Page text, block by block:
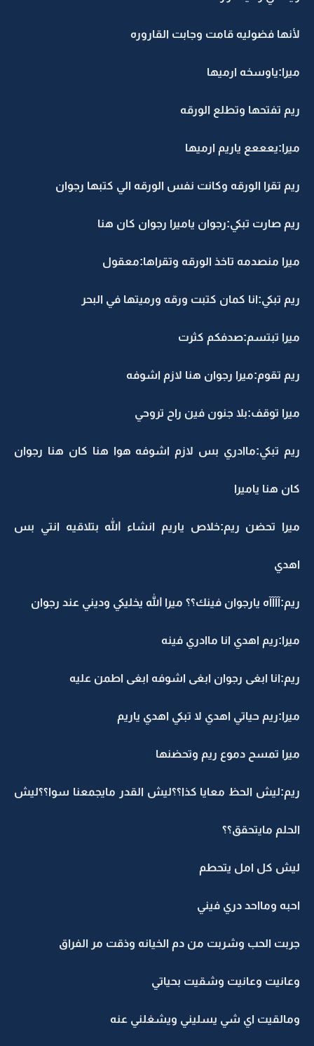
لأنها فضوليه قامت وجابت القاروره
ميرا:ياوسخه ارميها
ريم تفتحها وتطلع الورقه
ميرا:يعععع ياريم ارميها
ريم تقرا الورقه وكانت نفس الورقه الي كتبها رجوان
ريم صارت تبكي:رجوان ياميرا رجوان كان هنا
ميرا منصدمه تاخذ الورقه وتقراها:معقول
ريم تبكي:انا كمان كتبت ورقه ورميتها في البحر
ميرا تبتسم:صدفكم كثرت
ريم تقوم:ميرا رجوان هنا لازم اشوفه
ميرا توقف:بلا جنون فين راح تروحي
ريم تبكي:ماادري بس لازم اشوفه هوا هنا كان هنا رجوان
كان هنا ياميرا
ميرا تحضن ريم:خلاص ياريم انشاء الله بتلاقيه انتي بس
اهدي
ريم:آآآآه يارجوان فينك؟؟ ميرا الله يخليكي وديني عند رجوان
ميرا:ريم اهدي انا ماادري فينه
ريم:انا ابغى رجوان ابغى اشوفه ابغى اطمن عليه
ميرا:ريم حياتي اهدي لا تبكي اهدي ياريم
ميرا تمسح دموع ريم وتحضنها
ريم:ليش الحظ معايا كذا؟؟ليش القدر مايجمعنا سوا؟؟ليش
الحلم مايتحقق؟؟
ليش كل امل يتحطم
احبه ومااحد دري فيني
جربت الحب وشربت من دم الخيانه وذقت مر الفراق
وعانيت وعانيت وشقيت بحياتي
ومالقيت اي شي يسليني ويشغلني عنه